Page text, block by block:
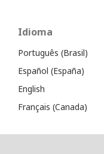
Idioma
Português (Brasil)
Español (España)
English
Français (Canada)